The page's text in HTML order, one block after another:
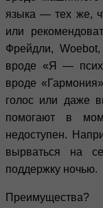
языка — тех же,
или
Фрейдли,
вроде «Я —
вроде
голос или даже
помогают в
недоступен.
вырваться на
поддержку ночью.